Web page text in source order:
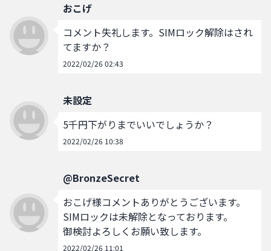
おこげ
コメント失礼します。SIMロック解除はされ
てますか？
2022/02/26 02:43
未設定
5千円下がりまでいいでしょうか？
2022/02/26 10:38
@BronzeSecret
おこげ様コメントありがとうございます。
SIMロックは未解除となっております。
御検討よろしくお願い致します。
2022/02/26 11:01